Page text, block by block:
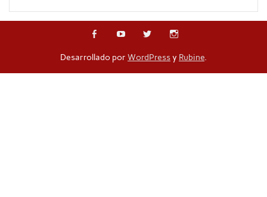
Desarrollado por WordPressy Rubine.